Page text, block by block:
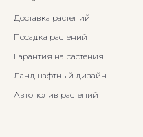
Доставка растений
Посадка растений
Гарантия на растения
Ландшафтный дизайн
Автополив растений